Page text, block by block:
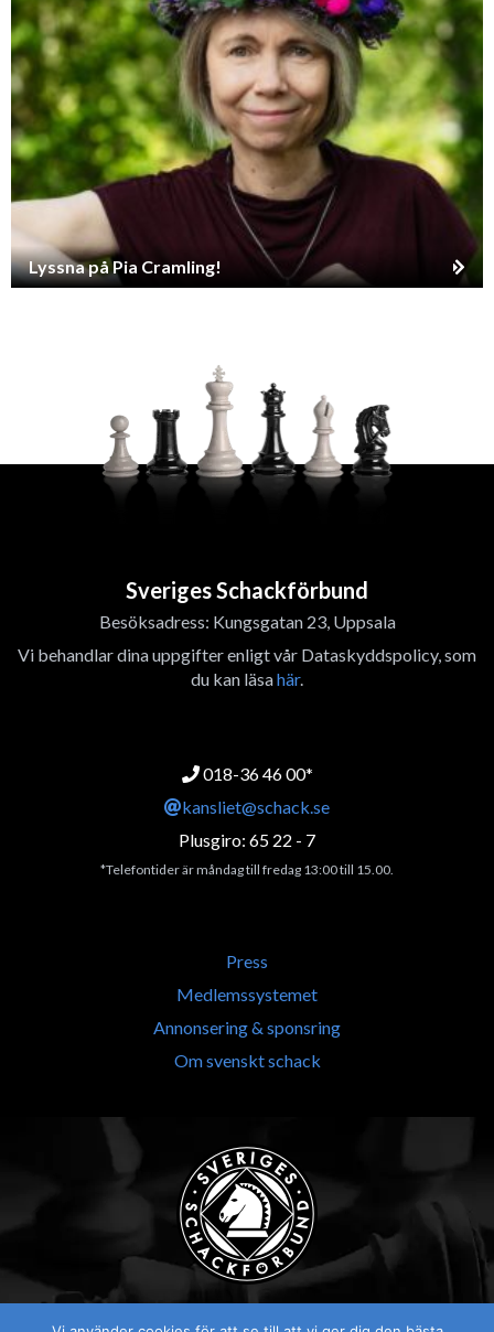
Lyssna på Pia Cramling!
Sveriges Schackförbund
Besöksadress: Kungsgatan 23, Uppsala
Vi behandlar dina uppgifter enligt vår Dataskyddspolicy, som
du kan läsahär.
018-36 46 00*
kansliet@schack.se
Plusgiro: 65 22 - 7
*Telefontider är måndag till fredag 13:00 till 15.00.
Press
Medlemssystemet
Annonsering & sponsring
Om svenskt schack